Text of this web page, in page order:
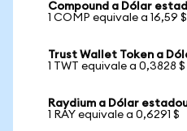
Compound a Dólar
1 COMP equivale a 16,59 $
Trust Wallet Token a
1 TWT equivale a 0,3828 $
Raydium a Dólar
1 RAY equivale a 0,6291 $